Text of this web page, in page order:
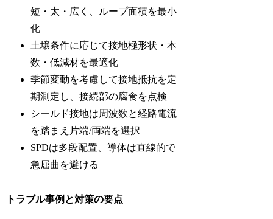
短・太・広く、ループ面積を最小
化
土壌条件に応じて接地極形状・本
数・低減材を最適化
季節変動を考慮して接地抵抗を定
期測定し、接続部の腐食を点検
シールド接地は周波数と経路電流
を踏まえ片端/両端を選択
SPDは多段配置、導体は直線的で
急屈曲を避ける
トラブル事例と対策の要点